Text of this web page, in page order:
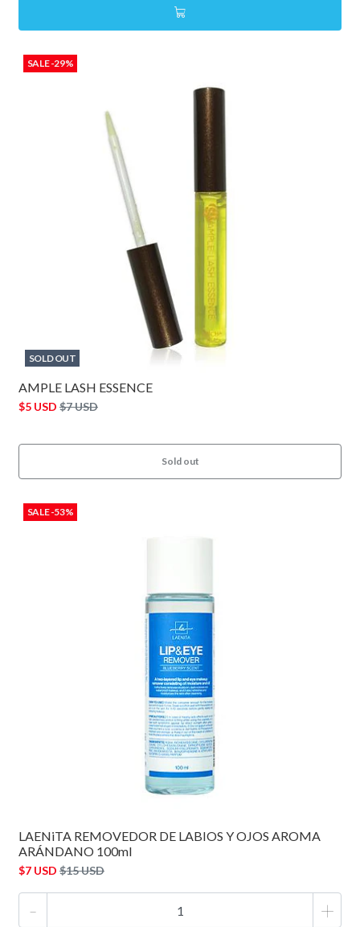
SALE -29%
SOLD OUT
AMPLE LASH ESSENCE
$5 USD $7 USD
Sold out
SALE -53%
LAENiTA REMOVEDOR DE LABIOS Y OJOS AROMA
ARÁNDANO 100ml
$7 USD $15 USD
- +